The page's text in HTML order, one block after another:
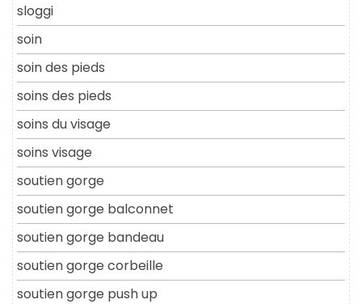
sloggi
soin
soin des pieds
soins des pieds
soins du visage
soins visage
soutien gorge
soutien gorge balconnet
soutien gorge bandeau
soutien gorge corbeille
soutien gorge push up